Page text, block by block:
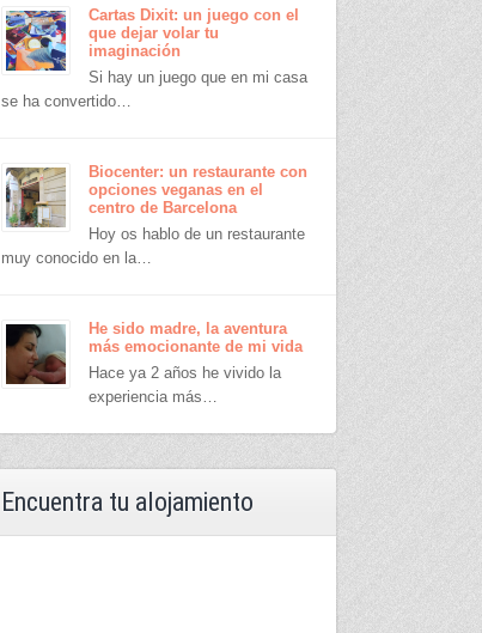
Cartas Dixit: un juego con el
que dejar volar tu
imaginación
Si hay un juego que en mi casa
se ha convertido…
Biocenter: un restaurante con
opciones veganas en el
centro de Barcelona
Hoy os hablo de un restaurante
muy conocido en la…
He sido madre, la aventura
más emocionante de mi vida
Hace ya 2 años he vivido la
experiencia más…
Encuentra tu alojamiento